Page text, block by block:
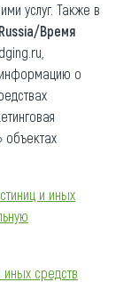
услуг. Также в
Время
о
объектах
и иных
средств